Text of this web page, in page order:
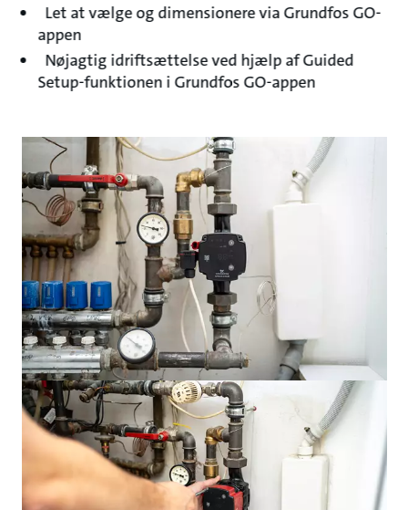
Let at vælge og dimensionere via Grundfos GO-
appen
Nøjagtig idriftsættelse ved hjælp af Guided
Setup-funktionen i Grundfos GO-appen